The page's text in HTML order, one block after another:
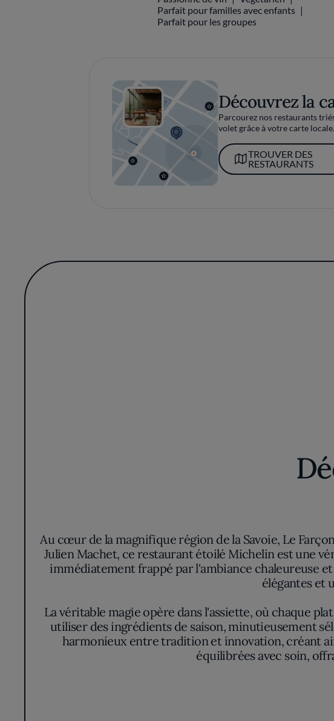
Parfait pour familles avec enfants
Parfait pour les groupes
Découvrez la
Parcourez nos restaurants
volet grâce à votre carte locale.
TROUVER DES
RESTAURANTS
Au cœur de la magnifique région de la Savoie, Le
Julien Machet, ce restaurant étoilé Michelin est une
immédiatement frappé par l'ambiance chaleureuse
élégantes et
La véritable magie opère dans l'assiette, où chaque
utiliser des ingrédients de saison, minutieusement
harmonieux entre tradition et innovation, créant
équilibrées avec soin,
Le Farçon sait envoûter tous les sens, pas
les arômes éveillent l'appétit bien avant la